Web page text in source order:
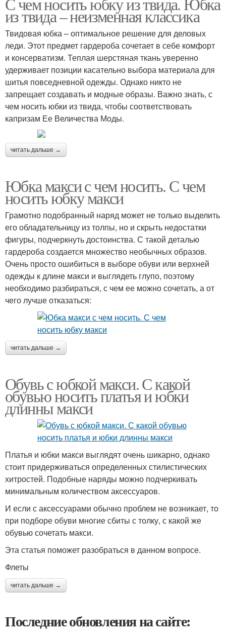
из твида – неизменная классика
Твидовая юбка – оптимальное решение для деловых
леди. Этот предмет гардероба сочетает в себе комфорт
и консерватизм. Теплая шерстяная ткань уверенно
удерживает позиции касательно выбора материала для
шитья повседневной одежды. Однако никто не
запрещает создавать и модные образы. Важно знать, с
чем носить юбки из твида, чтобы соответствовать
капризам Ее Величества Моды.
читать дальше →
Юбка макси с чем носить. С чем
носить юбку макси
Грамотно подобранный наряд может не только выделить
его обладательницу из толпы, но и скрыть недостатки
фигуры, подчеркнуть достоинства. С такой деталью
гардероба создается множество необычных образов.
Очень просто ошибиться в выборе обуви или верхней
одежды к длине макси и выглядеть глупо, поэтому
необходимо разбираться, с чем ее можно сочетать, а от
чего лучше отказаться:
читать дальше →
Обувь с юбкой макси. С какой
обувью носить платья и юбки
длинны макси
Платья и юбки макси выглядят очень шикарно, однако
стоит придерживаться определенных стилистических
хитростей. Подобные наряды можно подчеркивать
минимальным количеством аксессуаров.
И если с аксессуарами обычно проблем не возникает, то
при подборе обуви многие сбиты с толку, с какой же
обувью сочетать макси.
Эта статья поможет разобраться в данном вопросе.
Флеты
читать дальше →
Последние обновления на сайте: